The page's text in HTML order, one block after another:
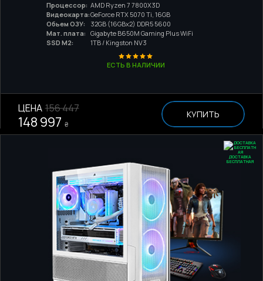
Процессор: AMD Ryzen 7 7800X3D
Видеокарта:GeForce RTX 5070 Ti, 16GB
Обьем ОЗУ:
32GB (16GBx2) DDR5 5600
Мат. плата:
Gigabyte B650M Gaming Plus WiFi
SSD M2:
1TB / Kingston NV3
ЕСТЬ В НАЛИЧИИ
ЦЕНА 156 447
148 997 ₴
КУПИТЬ
ДОСТАВКА
БЕСПЛАТНАЯ